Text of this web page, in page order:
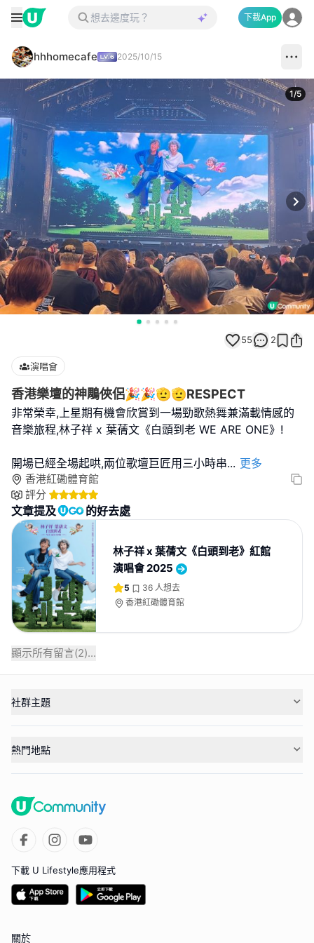
下載App
hhhomecafe 2025/10/15
1/5
55 2
演唱會
香港樂壇的神鵰俠侶🎉🎉🫡🫡RESPECT
非常榮幸,上星期有機會欣賞到一場勁歌熱舞兼滿載情感的
音樂旅程,林子祥 x 葉蒨文《白頭到老 WE ARE ONE》!
開場已經全場起哄,兩位歌壇巨匠用三小時串... 更多
香港紅磡體育館
評分
文章提及 的好去處
林子祥 x 葉蒨文《白頭到老》紅館
演唱會 2025
5 36 人想去
香港紅磡體育館
顯示所有留言(2)...
社群主題
熱門地點
下載 U Lifestyle應用程式
關於